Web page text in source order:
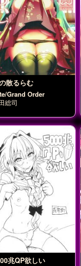
散るらむ
Grand Order
総司
兆QP欲しい